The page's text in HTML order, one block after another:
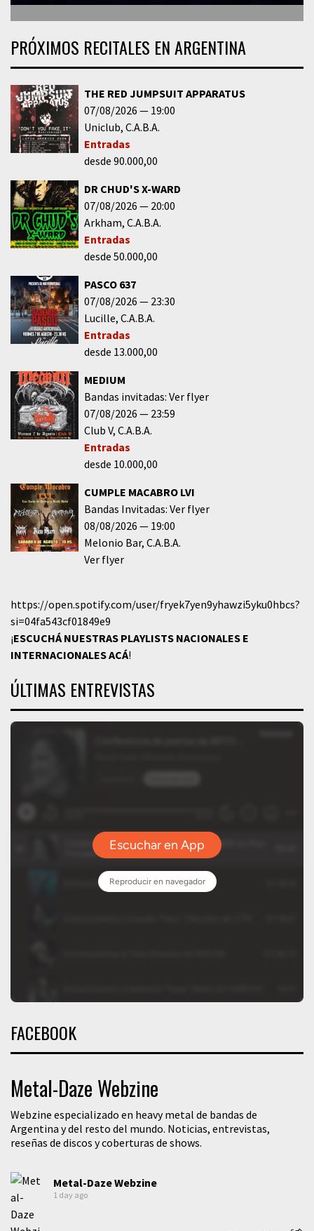
PRÓXIMOS RECITALES EN ARGENTINA
THE RED JUMPSUIT APPARATUS
07/08/2026
19:00
Uniclub C.A.B.A.
Entradas
desde 90.000,00
DR CHUD'S X-WARD
07/08/2026
20:00
Arkham C.A.B.A.
Entradas
desde 50.000,00
PASCO 637
07/08/2026
23:30
Lucille C.A.B.A.
Entradas
desde 13.000,00
MEDIUM
Bandas invitadas: Ver flyer
07/08/2026
23:59
Club V C.A.B.A.
Entradas
desde 10.000,00
CUMPLE MACABRO LVI
Bandas Invitadas: Ver flyer
08/08/2026
19:00
Melonio Bar C.A.B.A.
Ver flyer
https://open.spotify.com/user/fryek7yen9yhawzi5yku0hbcs?
si=04fa543cf01849e9
¡ESCUCHÁ NUESTRAS PLAYLISTS NACIONALES E
INTERNACIONALESACÁ!
ÚLTIMAS ENTREVISTAS
FACEBOOK
Metal-Daze Webzine
Webzine especializado en heavy metal de bandas de
Argentina y del resto del mundo. Noticias, entrevistas,
reseñas de discos y coberturas de shows.
Metal-Daze Webzine
1 day ago